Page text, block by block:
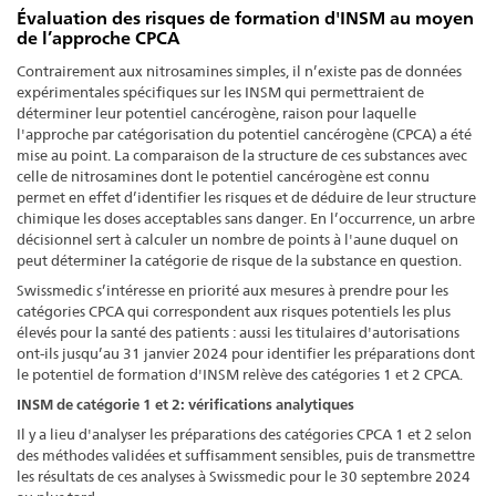
Évaluation des risques de formation d'INSM au moyen
de l’approche CPCA
Contrairement aux nitrosamines simples, il n’existe pas de données
expérimentales spécifiques sur les INSM qui permettraient de
déterminer leur potentiel cancérogène, raison pour laquelle
l'approche par catégorisation du potentiel cancérogène (CPCA) a été
mise au point. La comparaison de la structure de ces substances avec
celle de nitrosamines dont le potentiel cancérogène est connu
permet en effet d’identifier les risques et de déduire de leur structure
chimique les doses acceptables sans danger. En l’occurrence, un arbre
décisionnel sert à calculer un nombre de points à l'aune duquel on
peut déterminer la catégorie de risque de la substance en question.
Swissmedic s’intéresse en priorité aux mesures à prendre pour les
catégories CPCA qui correspondent aux risques potentiels les plus
élevés pour la santé des patients : aussi les titulaires d'autorisations
ont-ils jusqu’au 31 janvier 2024 pour identifier les préparations dont
le potentiel de formation d'INSM relève des catégories 1 et 2 CPCA.
INSM de catégorie 1 et 2: vérifications analytiques
Il y a lieu d'analyser les préparations des catégories CPCA 1 et 2 selon
des méthodes validées et suffisamment sensibles, puis de transmettre
les résultats de ces analyses à Swissmedic pour le 30 septembre 2024